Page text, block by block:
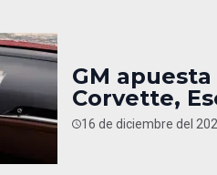
GM
Corvette,
16 de diciembre del